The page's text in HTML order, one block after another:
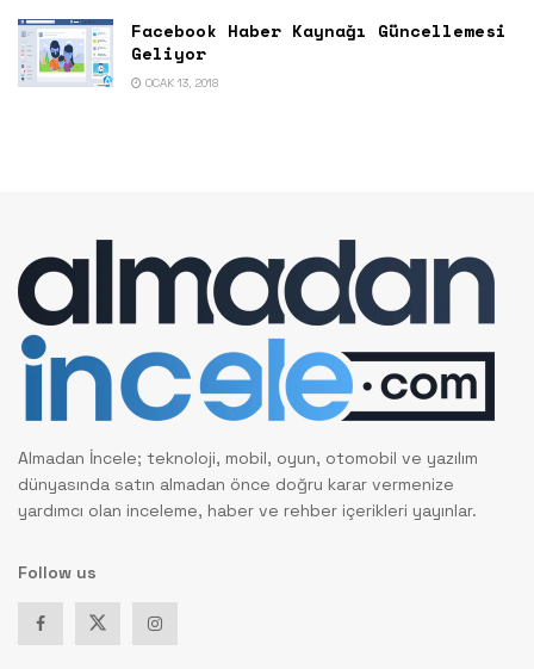
Facebook Haber Kaynağı Güncellemesi
Geliyor
OCAK 13, 2018
Almadan İncele; teknoloji, mobil, oyun, otomobil ve yazılım
dünyasında satın almadan önce doğru karar vermenize
yardımcı olan inceleme, haber ve rehber içerikleri yayınlar.
Follow us